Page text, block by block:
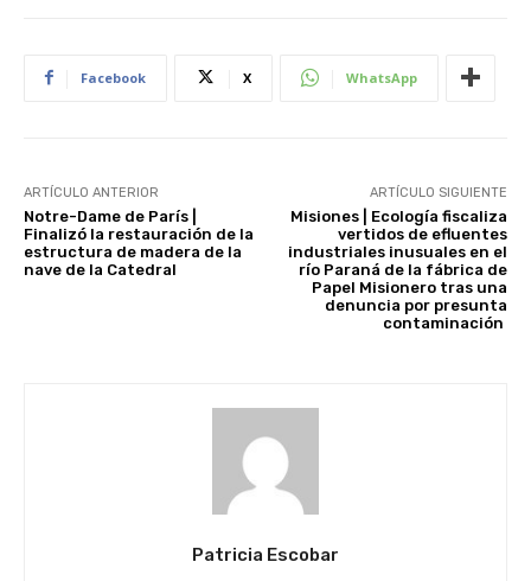
Facebook X WhatsApp
ARTÍCULO ANTERIOR
Notre-Dame de París |
Finalizó la restauración de la
estructura de madera de la
nave de la Catedral
ARTÍCULO SIGUIENTE
Misiones | Ecología fiscaliza
vertidos de efluentes
industriales inusuales en el
río Paraná de la fábrica de
Papel Misionero tras una
denuncia por presunta
contaminación
Patricia Escobar